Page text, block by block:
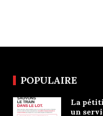
POPULAIRE
La
un